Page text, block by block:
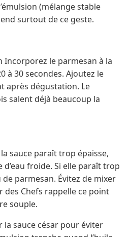
(mélange stable
surtout de ce geste.
Incorporez le parmesan à la
à 30 secondes. Ajoutez le
après dégustation. Le
salent déjà beaucoup la
sauce paraît trop épaisse,
d’eau froide. Si elle paraît trop
parmesan. Évitez de mixer
Chefs rappelle ce point
souple.
sauce césar pour éviter